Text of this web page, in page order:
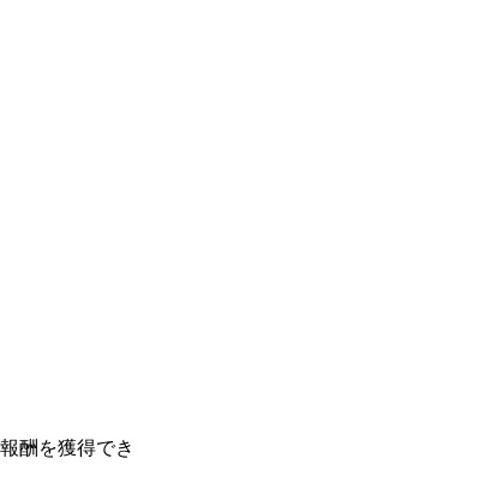
酬を獲得でき